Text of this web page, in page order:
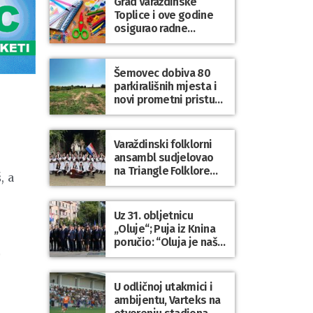
a
Bartolovečki
Toplice i ove godine
osigurao radne
bilježnice i dodatni
obrazovni materijal za
sve osnovnoškolce
Šemovec dobiva 80
parkirališnih mjesta i
novi prometni pristup
groblju
Varaždinski folklorni
ansambl sudjelovao
na Triangle Folklore
Festivalu u Danskoj
Uz 31. obljetnicu
„Oluje“; Puja iz Knina
poručio: “Oluja je naša
najveća pobjeda,
simbol slobode i
zajedništva!”
U odličnoj utakmici i
ambijentu, Varteks na